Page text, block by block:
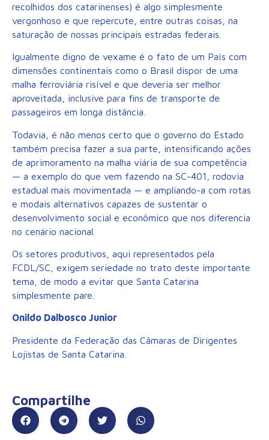
recolhidos dos catarinenses) é algo simplesmente
vergonhoso e que repercute, entre outras coisas, na
saturação de nossas principais estradas federais.
Igualmente digno de vexame é o fato de um País com
dimensões continentais como o Brasil dispor de uma
malha ferroviária risível e que deveria ser melhor
aproveitada, inclusive para fins de transporte de
passageiros em longa distância.
Todavia, é não menos certo que o governo do Estado
também precisa fazer a sua parte, intensificando ações
de aprimoramento na malha viária de sua competência
— a exemplo do que vem fazendo na SC-401, rodovia
estadual mais movimentada — e ampliando-a com rotas
e modais alternativos capazes de sustentar o
desenvolvimento social e econômico que nos diferencia
no cenário nacional.
Os setores produtivos, aqui representados pela
FCDL/SC, exigem seriedade no trato deste importante
tema, de modo a evitar que Santa Catarina
simplesmente pare.
Onildo Dalbosco Junior
Presidente da Federação das Câmaras de Dirigentes
Lojistas de Santa Catarina.
Compartilhe